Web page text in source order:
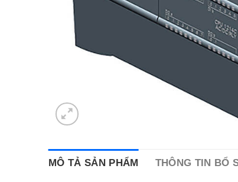
MÔ TẢ SẢN PHẨM THÔNG TIN BỔ